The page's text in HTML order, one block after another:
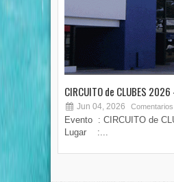
CIRCUITO de CLUBES
Jun 04, 2026
Evento : CIRCUITO de
Lugar :...